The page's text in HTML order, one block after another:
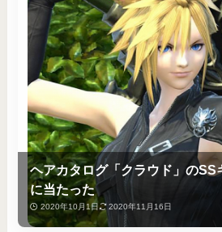
ヘアカタログ「クラウド」のSS
に当たった
2020年10月1日 2020年11月16日